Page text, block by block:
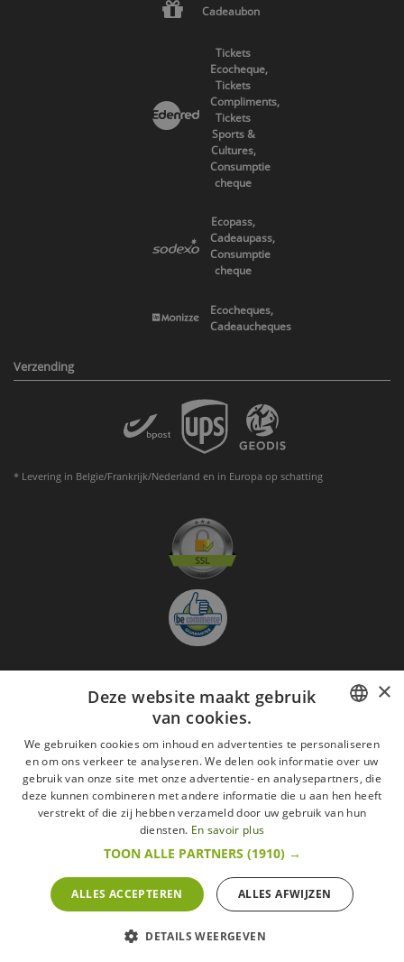
Cadeaubon
Tickets
Ecocheque,
Tickets
Compliments,
Tickets
Sports &
Cultures,
Consumptie
cheque
Ecopass,
Cadeaupass,
Consumptie
cheque
Ecocheques,
Cadeaucheques
Verzending
* Levering in Belgie/Frankrijk/Nederland en in Europa op schatting
Aanmelden nieuwsbrief
GO
Ik ga akkoord metde Wettelijke vermeldingen
Alle merken
Algemene verkoopsvoorwaarden
Wettelijke vermeldingen
withdrawal rights
Veelgestelde vragen
Alle rechten voorbehouden ©2015 Les Secrets du Chef/Alle prijzen op deze website
zijn met alle belastingen inbegrepen.
De Belgische wetgeving van 6 april 2010 geeft de consument het recht om binnen 14
werkdagen op een aankoop terug te komen.
FRENCH
ENGLISH
×
Deze website maakt gebruik
van cookies.
We gebruiken cookies om inhoud en advertenties te personaliseren
en om ons verkeer te analyseren. We delen ook informatie over uw
gebruik van onze site met onze advertentie- en analysepartners, die
deze kunnen combineren met andere informatie die u aan hen heeft
verstrekt of die zij hebben verzameld door uw gebruik van hun
diensten. En savoir plus
TOON ALLE PARTNERS (1910) →
ALLES ACCEPTEREN ALLES AFWIJZEN
DETAILS WEERGEVEN